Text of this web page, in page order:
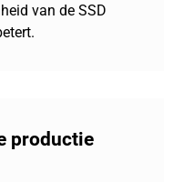
van de SSD
productie